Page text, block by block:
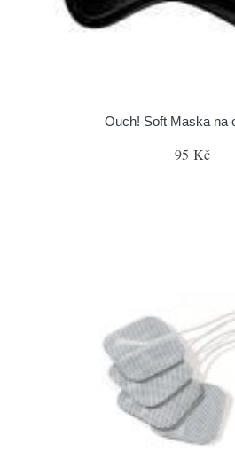
Ouch! Soft Maska na
95 Kč